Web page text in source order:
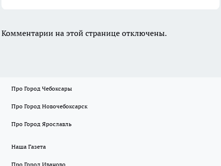
Комментарии на этой странице отключены.
Про Город Чебоксары
Про Город Новочебоксарск
Про Город Ярославль
Наша Газета
Про Город Иваново